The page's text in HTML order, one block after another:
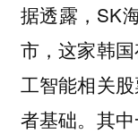
据透露，SK
市，这家韩
工智能相关
者基础。其